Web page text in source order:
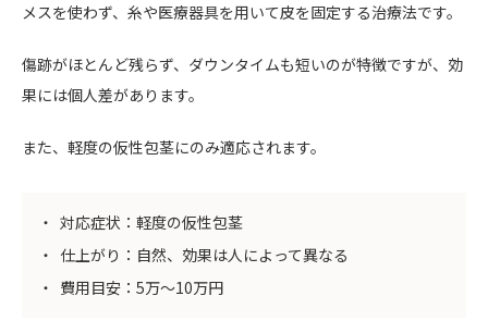
メスを使わず、糸や医療器具を用いて皮を固定する治療法です。
傷跡がほとんど残らず、ダウンタイムも短いのが特徴ですが、効
果には個人差があります。
また、軽度の仮性包茎にのみ適応されます。
対応症状：軽度の仮性包茎
仕上がり：自然、効果は人によって異なる
費用目安：5万〜10万円